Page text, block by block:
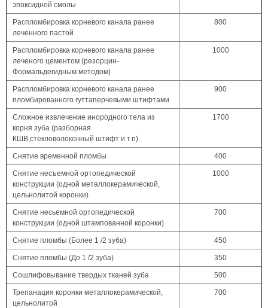
эпоксидной смолы
Распломбировка корневого канала ранее
леченного пастой
800
Распломбировка корневого канала ранее
леченого цементом (резорцин-
Формальдегидным методом)
1000
Распломбировка корневого канала ранее
пломбированного гуттаперчевыми штифтами
900
Сложное извлечение инородного тела из
корня зуба (разборная
КШВ,стекловолоконный штифт и т.п)
1700
Снятие временной пломбы 400
Снятие несъемной ортопедической
конструкции (одной металлокерамической,
цельнолитой коронки)
1000
Снятие несьемной ортопедической
конструкции (одной штампованной коронки)
700
Снятие пломбы (Более 1 /2 зуба) 450
Снятие пломбы (До 1 /2 зуба) 350
Сошлифовывание твердых тканей зуба 500
Трепанация коронки металлокерамической,
цельнолитой
700